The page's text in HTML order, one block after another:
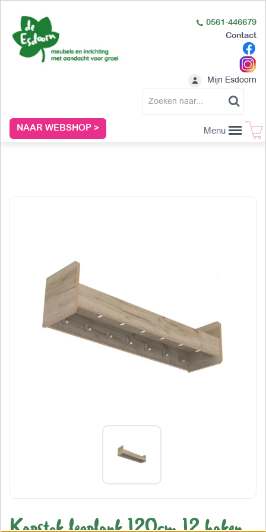
NAAR WEBSHOP >
0561-446679
Contact
Mijn Esdoorn
Menu
Kapstok legplank 120cm 12 haken